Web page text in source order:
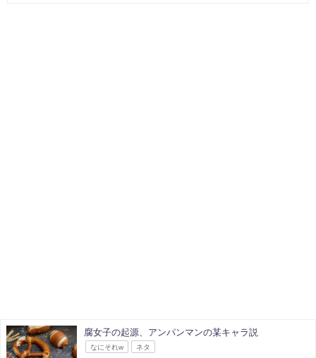
腐女子の起源、アンパンマンの某キャラ説
なにそれw ネタ